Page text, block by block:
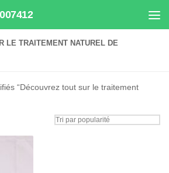
LE TRAITEMENT NATUREL DE
“Découvrez tout sur le traitement